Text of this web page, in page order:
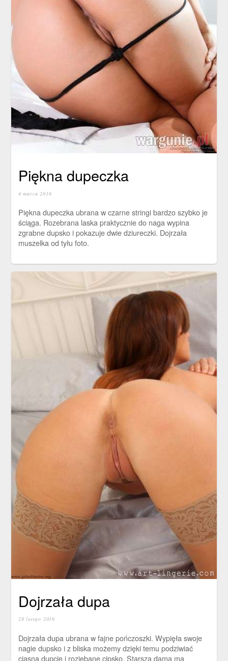
Piękna dupeczka
4 marca 2016
Piękna dupeczka ubrana w czarne stringi bardzo szybko je
ściąga. Rozebrana laska praktycznie do naga wypina
zgrabne dupsko i pokazuje dwie dziureczki. Dojrzała
muszelka od tyłu foto.
Dojrzała dupa
28 lutego 2016
Dojrzała dupa ubrana w fajne pończoszki. Wypięła swoje
nagie dupsko i z bliska możemy dzięki temu podziwiać
ciasną dupcię i rozjebane cipsko. Starsza dama ma